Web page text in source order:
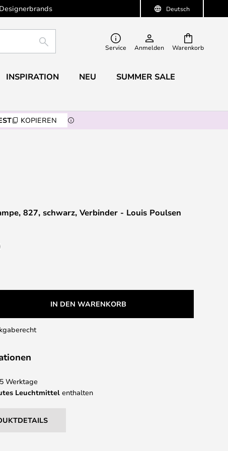
Deutsch
Warenkorb
SUCHE Service Anmelden
INSPIRATION NEU SUMMER SALE
KOPIEREN
827, schwarz, Verbinder - Louis Poulsen
IN DEN WARENKORB
Werktage
Leuchtmittel enthalten